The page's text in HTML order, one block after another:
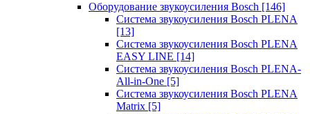
Оборудование звукоусиления Bosch [146]
Система звукоусиления Bosch PLENA
[13]
Система звукоусиления Bosch PLENA
EASY LINE [14]
Система звукоусиления Bosch PLENA-
All-in-One [5]
Система звукоусиления Bosch PLENA
Matrix [5]